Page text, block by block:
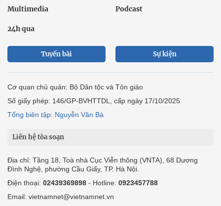
Multimedia Podcast
24h qua
Tuyến bài Sự kiện
Cơ quan chủ quản: Bộ Dân tộc và Tôn giáo
Số giấy phép: 146/GP-BVHTTDL, cấp ngày 17/10/2025
Tổng biên tập: Nguyễn Văn Bá
Liên hệ tòa soạn
Địa chỉ: Tầng 18, Toà nhà Cục Viễn thông (VNTA), 68 Dương
Đình Nghệ, phường Cầu Giấy, TP. Hà Nội.
Điện thoại: 02439369898 - Hotline: 0923457788
Email: vietnamnet@vietnamnet.vn